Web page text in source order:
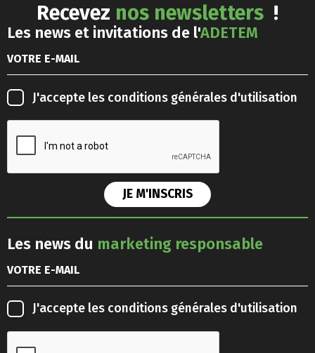
Recevez nos newsletters !
Les news et invitations de l'ADETEM
J'accepte les conditions générales d'utilisation
Les news du marketing responsable
J'accepte les conditions générales d'utilisation